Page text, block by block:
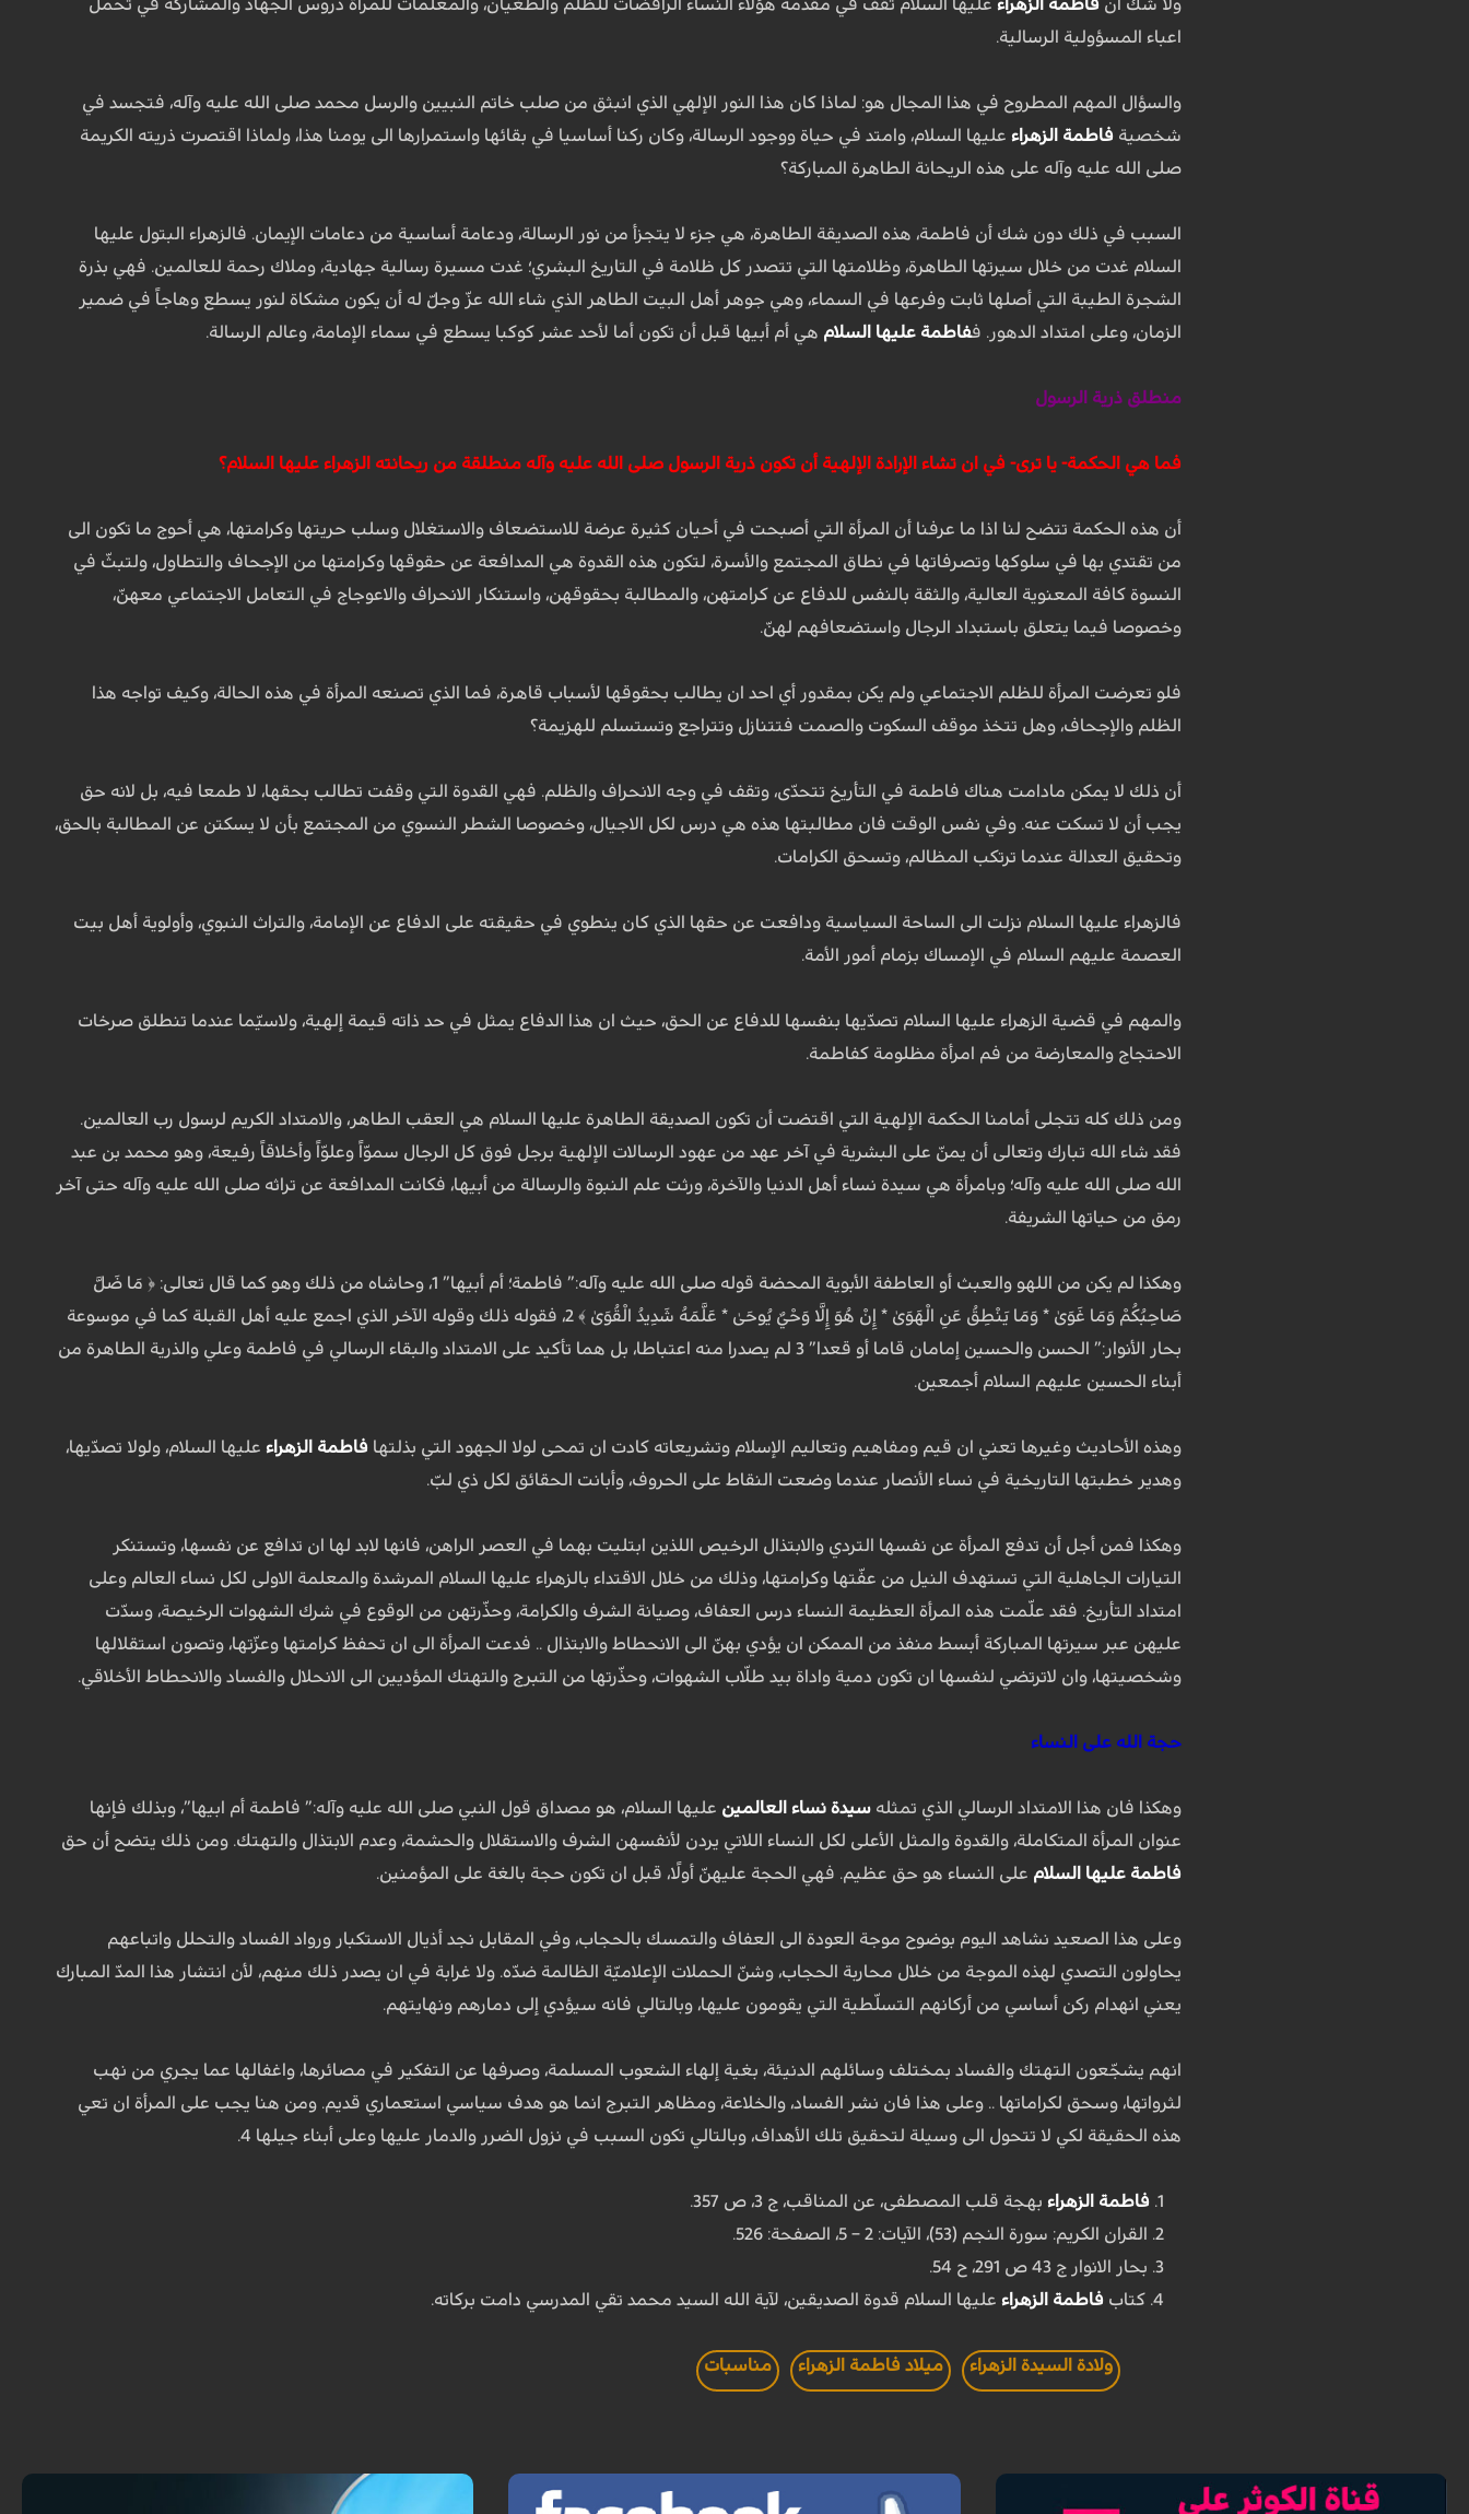
ولا شك ان فاطمة الزهراءعليها السلام تقف في مقدمة هؤلاء النساء الرافضات للظلم والطغيان، والمعلمات للمرأة دروس الجهاد والمشاركة في تحمل
اعباء المسؤولية الرسالية.
والسؤال المهم المطروح في هذا المجال هو: لماذا كان هذا النور الإلهي الذي انبثق من صلب خاتم النبيين والرسل محمد صلى الله عليه وآله، فتجسد في
شخصية فاطمة الزهراءعليها السلام، وامتد في حياة ووجود الرسالة، وكان ركنا أساسيا في بقائها واستمرارها الى يومنا هذا، ولماذا اقتصرت ذريته الكريمة
صلى الله عليه وآله على هذه الريحانة الطاهرة المباركة؟
السبب في ذلك دون شك أن فاطمة، هذه الصديقة الطاهرة، هي جزء لا يتجزأ من نور الرسالة، ودعامة أساسية من دعامات الإيمان. فالزهراء البتول عليها
السلام غدت من خلال سيرتها الطاهرة، وظلامتها التي تتصدر كل ظلامة في التاريخ البشري؛ غدت مسيرة رسالية جهادية، وملاك رحمة للعالمين. فهي بذرة
الشجرة الطيبة التي أصلها ثابت وفرعها في السماء، وهي جوهر أهل البيت الطاهر الذي شاء الله عزّ وجلّ له أن يكون مشكاة لنور يسطع وهاجاً في ضمير
الزمان، وعلى امتداد الدهور. ففاطمة عليها السلام هي أم أبيها قبل أن تكون أما لأحد عشر كوكبا يسطع في سماء الإمامة، وعالم الرسالة.
منطلق ذرية الرسول
فما هي الحكمة- يا ترى- في ان تشاء الإرادة الإلهية أن تكون ذرية الرسول صلى الله عليه وآله منطلقة من ريحانته الزهراء عليها السلام؟
أن هذه الحكمة تتضح لنا اذا ما عرفنا أن المرأة التي أصبحت في أحيان كثيرة عرضة للاستضعاف والاستغلال وسلب حريتها وكرامتها، هي أحوج ما تكون الى
من تقتدي بها في سلوكها وتصرفاتها في نطاق المجتمع والأسرة، لتكون هذه القدوة هي المدافعة عن حقوقها وكرامتها من الإجحاف والتطاول، ولتبثّ في
النسوة كافة المعنوية العالية، والثقة بالنفس للدفاع عن كرامتهن، والمطالبة بحقوقهن، واستنكار الانحراف والاعوجاج في التعامل الاجتماعي معهنّ،
وخصوصا فيما يتعلق باستبداد الرجال واستضعافهم لهنّ.
فلو تعرضت المرأة للظلم الاجتماعي ولم يكن بمقدور أي احد ان يطالب بحقوقها لأسباب قاهرة، فما الذي تصنعه المرأة في هذه الحالة، وكيف تواجه هذا
الظلم والإجحاف، وهل تتخذ موقف السكوت والصمت فتتنازل وتتراجع وتستسلم للهزيمة؟
أن ذلك لا يمكن مادامت هناك فاطمة في التأريخ تتحدّى، وتقف في وجه الانحراف والظلم. فهي القدوة التي وقفت تطالب بحقها، لا طمعا فيه، بل لانه حق
يجب أن لا تسكت عنه. وفي نفس الوقت فان مطالبتها هذه هي درس لكل الاجيال، وخصوصا الشطر النسوي من المجتمع بأن لا يسكتن عن المطالبة بالحق،
وتحقيق العدالة عندما ترتكب المظالم، وتسحق الكرامات.
فالزهراء عليها السلام نزلت الى الساحة السياسية ودافعت عن حقها الذي كان ينطوي في حقيقته على الدفاع عن الإمامة، والتراث النبوي، وأولوية أهل بيت
العصمة عليهم السلام في الإمساك بزمام أمور الأمة.
والمهم في قضية الزهراء عليها السلام تصدّيها بنفسها للدفاع عن الحق، حيث ان هذا الدفاع يمثل في حد ذاته قيمة إلهية، ولاسيّما عندما تنطلق صرخات
الاحتجاج والمعارضة من فم امرأة مظلومة كفاطمة.
ومن ذلك كله تتجلى أمامنا الحكمة الإلهية التي اقتضت أن تكون الصديقة الطاهرة عليها السلام هي العقب الطاهر، والامتداد الكريم لرسول رب العالمين.
فقد شاء الله تبارك وتعالى أن يمنّ على البشرية في آخر عهد من عهود الرسالات الإلهية برجل فوق كل الرجال سموّاً وعلوّاً وأخلاقاً رفيعة، وهو محمد بن عبد
الله صلى الله عليه وآله؛ وبامرأة هي سيدة نساء أهل الدنيا والآخرة، ورثت علم النبوة والرسالة من أبيها، فكانت المدافعة عن تراثه صلى الله عليه وآله حتى آخر
رمق من حياتها الشريفة.
وهكذا لم يكن من اللهو والعبث أو العاطفة الأبوية المحضة قوله صلى الله عليه وآله:” فاطمة؛ أم أبيها” 1، وحاشاه من ذلك وهو كما قال تعالى: ﴿ مَا ضَلَّ
صَاحِبُكُمْ وَمَا غَوَىٰ * وَمَا يَنْطِقُ عَنِ الْهَوَىٰ * إِنْ هُوَ إِلَّا وَحْيٌ يُوحَىٰ * عَلَّمَهُ شَدِيدُ الْقُوَىٰ ﴾ 2، فقوله ذلك وقوله الآخر الذي اجمع عليه أهل القبلة كما في موسوعة
بحار الأنوار:” الحسن والحسين إمامان قاما أو قعدا” 3 لم يصدرا منه اعتباطا، بل هما تأكيد على الامتداد والبقاء الرسالي في فاطمة وعلي والذرية الطاهرة من
أبناء الحسين عليهم السلام أجمعين.
وهذه الأحاديث وغيرها تعني ان قيم ومفاهيم وتعاليم الإسلام وتشريعاته كادت ان تمحى لولا الجهود التي بذلتها فاطمة الزهراءعليها السلام، ولولا تصدّيها،
وهدير خطبتها التاريخية في نساء الأنصار عندما وضعت النقاط على الحروف، وأبانت الحقائق لكل ذي لبّ.
وهكذا فمن أجل أن تدفع المرأة عن نفسها التردي والابتذال الرخيص اللذين ابتليت بهما في العصر الراهن، فانها لابد لها ان تدافع عن نفسها، وتستنكر
التيارات الجاهلية التي تستهدف النيل من عفّتها وكرامتها، وذلك من خلال الاقتداء بالزهراء عليها السلام المرشدة والمعلمة الاولى لكل نساء العالم وعلى
امتداد التأريخ. فقد علّمت هذه المرأة العظيمة النساء درس العفاف، وصيانة الشرف والكرامة، وحذّرتهن من الوقوع في شرك الشهوات الرخيصة، وسدّت
عليهن عبر سيرتها المباركة أبسط منفذ من الممكن ان يؤدي بهنّ الى الانحطاط والابتذال .. فدعت المرأة الى ان تحفظ كرامتها وعزّتها، وتصون استقلالها
وشخصيتها، وان لاترتضي لنفسها ان تكون دمية واداة بيد طلّاب الشهوات، وحذّرتها من التبرج والتهتك المؤديين الى الانحلال والفساد والانحطاط الأخلاقي.
حجة الله على النساء
وهكذا فان هذا الامتداد الرسالي الذي تمثله سيدة نساء العالمين عليها السلام، هو مصداق قول النبي صلى الله عليه وآله:” فاطمة أم ابيها”، وبذلك فإنها
عنوان المرأة المتكاملة، والقدوة والمثل الأعلى لكل النساء اللاتي يردن لأنفسهن الشرف والاستقلال والحشمة، وعدم الابتذال والتهتك. ومن ذلك يتضح أن حق
فاطمة عليها السلام على النساء هو حق عظيم. فهي الحجة عليهنّ أولًا، قبل ان تكون حجة بالغة على المؤمنين.
وعلى هذا الصعيد نشاهد اليوم بوضوح موجة العودة الى العفاف والتمسك بالحجاب، وفي المقابل نجد أذيال الاستكبار ورواد الفساد والتحلل واتباعهم
يحاولون التصدي لهذه الموجة من خلال محاربة الحجاب، وشنّ الحملات الإعلاميّة الظالمة ضدّه. ولا غرابة في ان يصدر ذلك منهم، لأن انتشار هذا المدّ المبارك
يعني انهدام ركن أساسي من أركانهم التسلّطية التي يقومون عليها، وبالتالي فانه سيؤدي إلى دمارهم ونهايتهم.
انهم يشجّعون التهتك والفساد بمختلف وسائلهم الدنيئة، بغية إلهاء الشعوب المسلمة، وصرفها عن التفكير في مصائرها، واغفالها عما يجري من نهب
لثرواتها، وسحق لكراماتها .. وعلى هذا فان نشر الفساد، والخلاعة، ومظاهر التبرج انما هو هدف سياسي استعماري قديم. ومن هنا يجب على المرأة ان تعي
هذه الحقيقة لكي لا تتحول الى وسيلة لتحقيق تلك الأهداف، وبالتالي تكون السبب في نزول الضرر والدمار عليها وعلى أبناء جيلها 4.
فاطمة الزهراءبهجة قلب المصطفى، عن المناقب، ج 3، ص 357.
فاطمة الزهراءعليها السلام قدوة الصديقين، لآية الله السيد محمد تقي المدرسي دامت بركاته.
ولادة السيدة الزهراء ميلاد فاطمة الزهراء مناسبات